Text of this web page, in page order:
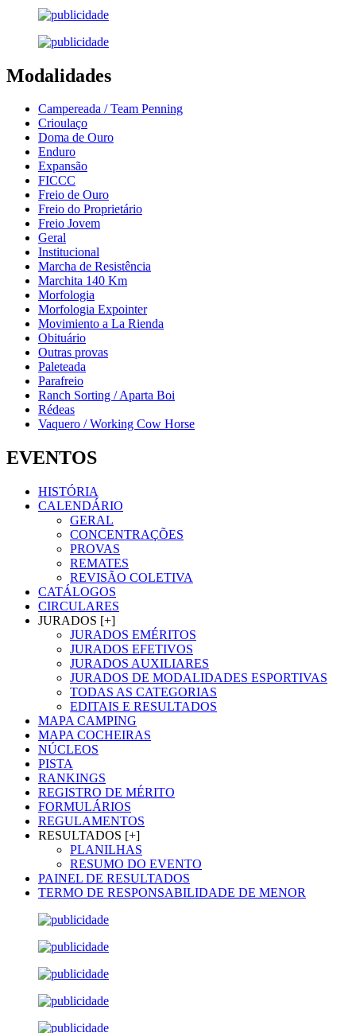
Modalidades
Campereada / Team Penning
Crioulaço
Doma de Ouro
Enduro
Expansão
FICCC
Freio de Ouro
Freio do Proprietário
Freio Jovem
Geral
Institucional
Marcha de Resistência
Marchita 140 Km
Morfologia
Morfologia Expointer
Movimiento a La Rienda
Obituário
Outras provas
Paleteada
Parafreio
Ranch Sorting / Aparta Boi
Rédeas
Vaquero / Working Cow Horse
EVENTOS
HISTÓRIA
CALENDÁRIO
GERAL
CONCENTRAÇÕES
PROVAS
REMATES
REVISÃO COLETIVA
CATÁLOGOS
CIRCULARES
JURADOS [+]
JURADOS EMÉRITOS
JURADOS EFETIVOS
JURADOS AUXILIARES
JURADOS DE MODALIDADES ESPORTIVAS
TODAS AS CATEGORIAS
EDITAIS E RESULTADOS
MAPA CAMPING
MAPA COCHEIRAS
NÚCLEOS
PISTA
RANKINGS
REGISTRO DE MÉRITO
FORMULÁRIOS
REGULAMENTOS
RESULTADOS [+]
PLANILHAS
RESUMO DO EVENTO
PAINEL DE RESULTADOS
TERMO DE RESPONSABILIDADE DE MENOR